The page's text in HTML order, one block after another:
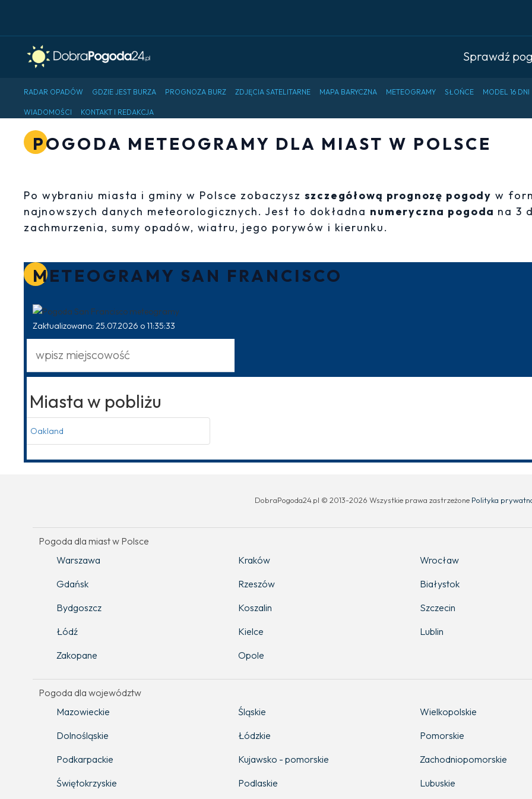
Sprawdź
RADAR OPADÓW GDZIE JEST BURZA PROGNOZA BURZ ZDJĘCIA SATELITARNE MAPA BARYCZNA METEOGRAMY SŁOŃCE MODEL 16 DNI
WIADOMOŚCI KONTAKT I REDAKCJA
POGODA METEOGRAMY DLA MIAST W POLSCE
Po wybraniu miasta i gminy w Polsce zobaczysz szczegółową prognozę pogody w
najnowszych danych meteorologicznych. Jest to dokładna numeryczna pogoda na 3
zachmurzenia, sumy opadów, wiatru, jego porywów i kierunku.
METEOGRAMY SAN FRANCISCO
Zaktualizowano: 25.07.2026 o 11:35:33
Miasta w pobliżu
Oakland
DobraPogoda24.pl © 2013-2026 Wszystkie prawa zastrzeżone Polityka
Pogoda dla miast w Polsce
Warszawa
Kraków
Wrocław
Gdańsk
Rzeszów
Białystok
Bydgoszcz
Koszalin
Szczecin
Łódź
Kielce
Lublin
Zakopane
Opole
Pogoda dla województw
Mazowieckie
Śląskie
Wielkopolskie
Dolnośląskie
Łódzkie
Pomorskie
Podkarpackie
Kujawsko - pomorskie
Zachodniopomorskie
Świętokrzyskie
Podlaskie Lubuskie